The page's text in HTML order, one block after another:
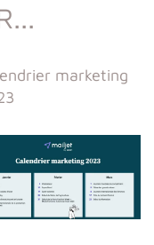
marketing